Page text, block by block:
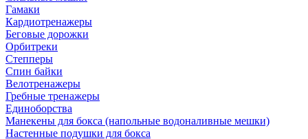
Гамаки
Кардиотренажеры
Беговые дорожки
Орбитреки
Степперы
Спин байки
Велотренажеры
Гребные тренажеры
Единоборства
Манекены для бокса (напольные водоналивные мешки)
Настенные подушки для бокса